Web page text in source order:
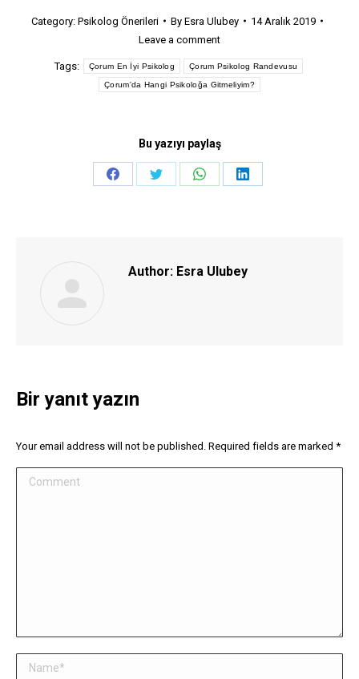
Category: Psikolog Önerileri By Esra Ulubey
14 Aralık 2019
Leave a comment
Tags: Çorum En İyi Psikolog Çorum Psikolog Randevusu
Çorum'da Hangi Psikoloğa Gitmeliyim?
Bu yazıyı paylaş
Share
Share
Share
Share
Author: Esra Ulubey
Bir yanıt yazın
Your email address will not be published. Required fields are marked *
Comment
Name *